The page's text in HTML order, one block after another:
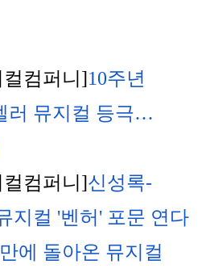
컴퍼니]10주년
러 뮤지컬 등극…
컴퍼니]신성록-
지컬 '벤허' 포문 연다
에 돌아온 뮤지컬